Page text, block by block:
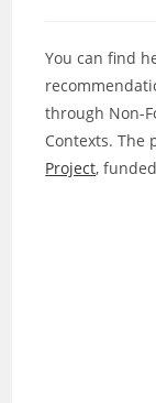
You can find
through Non-
Contexts. The
Project,